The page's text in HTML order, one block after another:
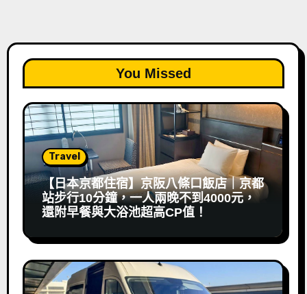
You Missed
Travel
【日本京都住宿】京阪八條口飯店｜京都
站步行10分鐘，一人兩晚不到4000元，
還附早餐與大浴池超高CP值！